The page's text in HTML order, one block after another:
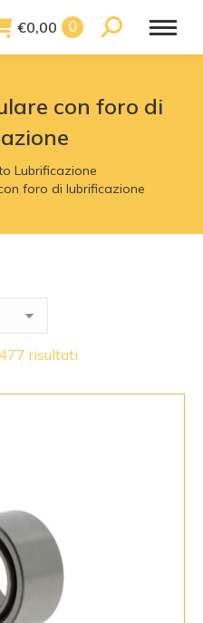
€0,00 0 Search:
con foro di
Lubrificazione
foro di lubrificazione
risultati